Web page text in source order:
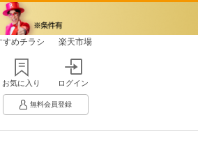
すめチラシ 楽天市場
お気に入り ログイン
無料会員登録